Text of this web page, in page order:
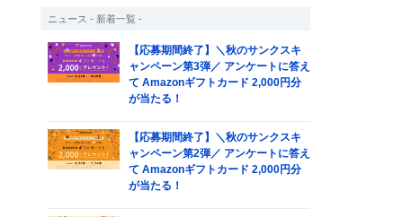
ニュース - 新着一覧 -
【応募期間終了】＼秋のサンクスキ
ャンペーン第3弾／ アンケートに答え
て Amazonギフトカード 2,000円分
が当たる！
【応募期間終了】＼秋のサンクスキ
ャンペーン第2弾／ アンケートに答え
て Amazonギフトカード 2,000円分
が当たる！